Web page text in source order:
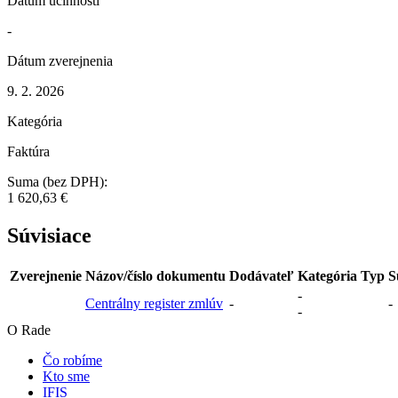
-
Dátum zverejnenia
9. 2. 2026
Kategória
Faktúra
Suma (bez DPH):
1 620,63 €
Súvisiace
Zverejnenie Názov/číslo dokumentu Dodávateľ Kategória Typ
Centrálny register zmlúv -
-
-
-
O Rade
Čo robíme
Kto sme
IFIS